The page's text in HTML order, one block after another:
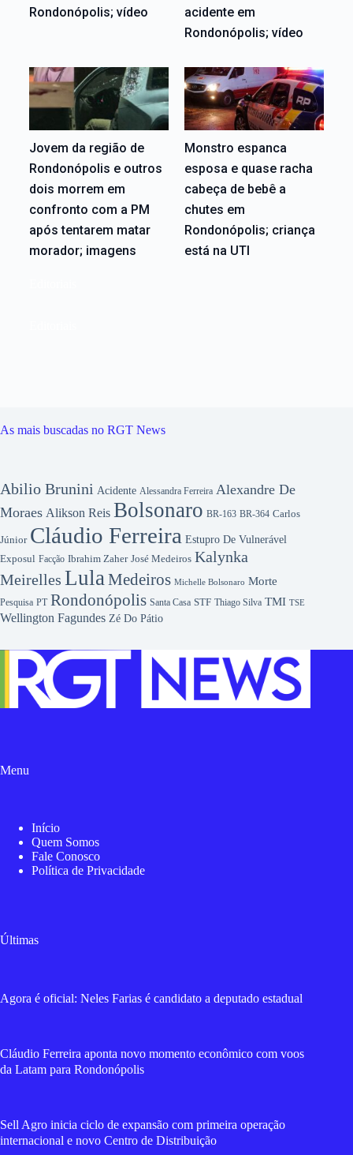
Rondonópolis; vídeo
acidente em
Rondonópolis; vídeo
Jovem da região de
Rondonópolis e outros
dois morrem em
confronto com a PM
após tentarem matar
morador; imagens
Monstro espanca
esposa e quase racha
cabeça de bebê a
chutes em
Rondonópolis; criança
está na UTI
As mais buscadas no RGT News
Abilio Brunini Acidente Alessandra Ferreira Alexandre De
Moraes Alikson Reis Bolsonaro BR-163 BR-364 Carlos
Júnior Cláudio Ferreira Estupro De Vulnerável
Exposul Facção Ibrahim Zaher José Medeiros Kalynka
Meirelles LulaMedeiros Michelle Bolsonaro Morte
Pesquisa PT Rondonópolis Santa Casa STF Thiago Silva TMI TSE
Wellington Fagundes Zé Do Pátio
Menu
Início
Quem Somos
Fale Conosco
Política de Privacidade
Últimas
Agora é oficial: Neles Farias é candidato a deputado estadual
Cláudio Ferreira aponta novo momento econômico com voos
da Latam para Rondonópolis
Sell Agro inicia ciclo de expansão com primeira operação
internacional e novo Centro de Distribuição